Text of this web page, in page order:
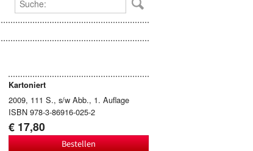
Kartoniert
2009, 111 S., s/w Abb., 1. Auflage
ISBN 978-3-86916-025-2
€ 17,80
Bestellen